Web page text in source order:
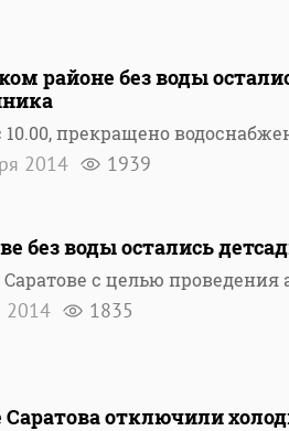
районе без воды
10.00, прекращено
2014 1939
без воды остались
Саратове с целью
2014 1835
Саратова отключили